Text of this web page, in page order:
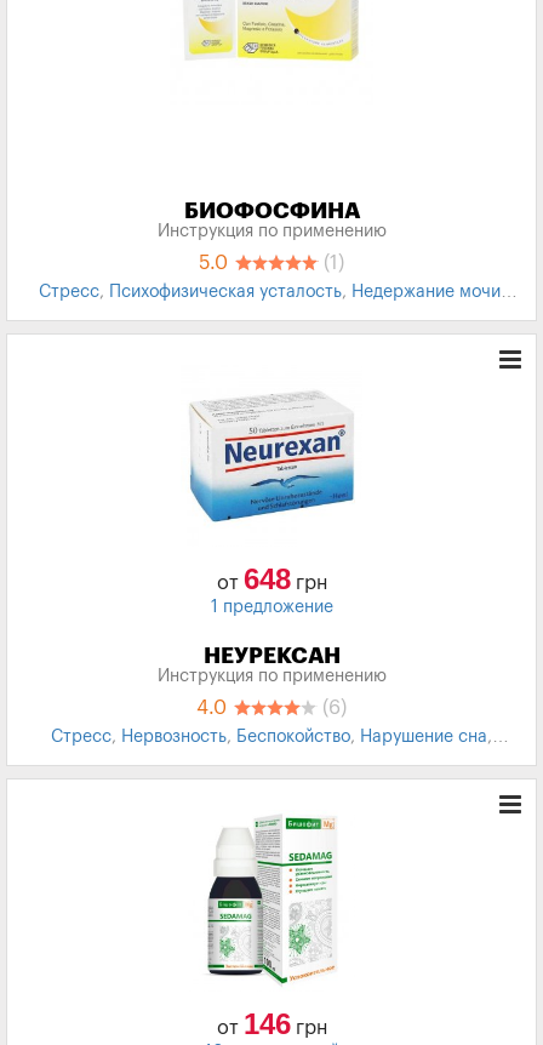
БИОФОСФИНА
Инструкция по применению
5.0 (1)
Стресс, Психофизическая усталость, Недержание мочи,
от 648грн
1 предложение
НЕУРЕКСАН
Инструкция по применению
4.0 (6)
Стресс, Нервозность, Беспокойство, Нарушение сна,
от 146грн